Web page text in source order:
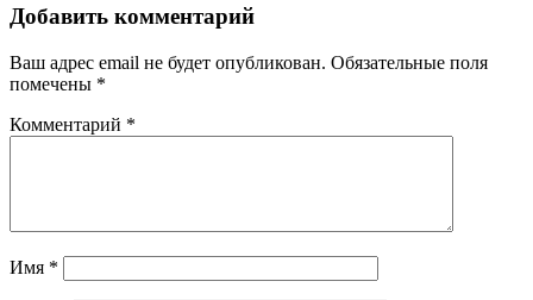
Добавить комментарий
Ваш адрес email не будет опубликован. Обязательные поля
помечены *
Комментарий *
Имя *